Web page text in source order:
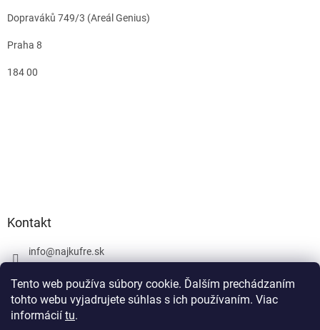
Tento web používa súbory cookie. Ďalším prechádzaním
tohto webu vyjadrujete súhlas s ich používaním. Viac
informácií tu.
Dopraváků 749/3 (Areál Genius)
Praha 8
184 00
Kontakt
info@najkufre.sk
Facebook